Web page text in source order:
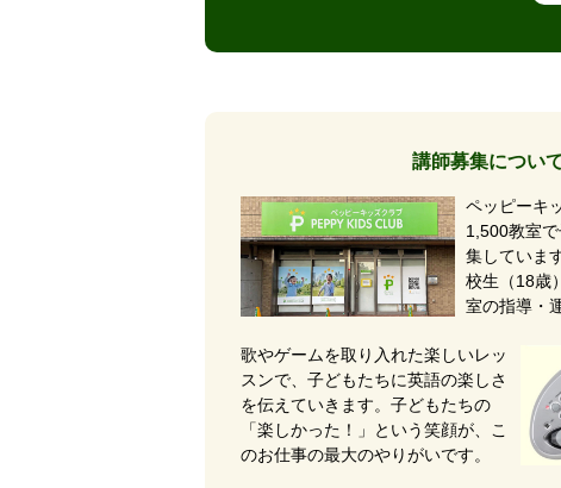
講師募集につい
ペッピーキ
1,500教室
集していま
校生（18歳
室の指導・
歌やゲームを取り入れた楽しいレッ
スンで、子どもたちに英語の楽しさ
を伝えていきます。子どもたちの
「楽しかった！」という笑顔が、こ
のお仕事の最大のやりがいです。